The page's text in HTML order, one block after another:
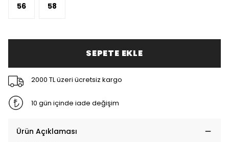
56 58
SEPETE EKLE
2000 TL üzeri ücretsiz kargo
10 gün içinde iade değişim
Ürün Açıklaması